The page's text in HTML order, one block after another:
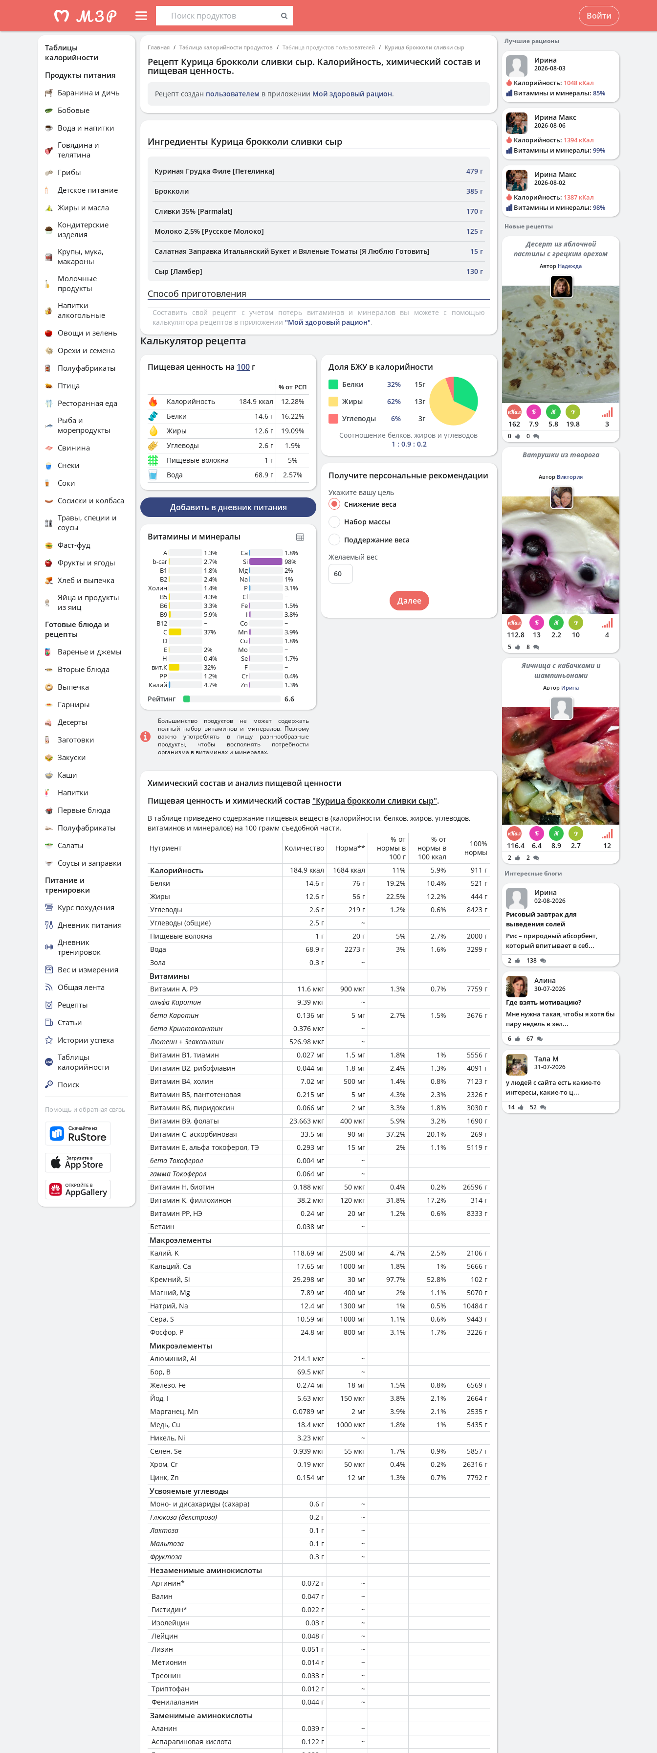
Войти
Главная Таблица калорийности продуктов Таблица продуктов пользователей Курица брокколи сливки сыр
Рецепт Курица брокколи сливки сыр. Калорийность, химический состав и
пищевая ценность.
Рецепт создан пользователем в приложении Мой здоровый рацион.
Ингредиенты Курица брокколи сливки сыр
Куриная Грудка Филе [Петелинка] 479 г
Брокколи 385 г
Сливки 35% [Parmalat] 170 г
Молоко 2,5% [Русское Молоко] 125 г
Салатная Заправка Итальянский Букет и Вяленые Томаты [Я Люблю Готовить] 15 г
Сыр [Ламбер] 130 г
Способ приготовления
Составить свой рецепт с учетом потерь витаминов и минералов вы можете с помощью
калькулятора рецептов в приложении "Мой здоровый рацион".
Химический состав и анализ пищевой ценности
Пищевая ценность и химический состав "Курица брокколи сливки сыр".
В таблице приведено содержание пищевых веществ (калорийности, белков, жиров, углеводов,
витаминов и минералов) на 100 грамм съедобной части.
Нутриент Количество Норма**
% от
нормы в
100 г
% от
нормы в
100 ккал
100%
нормы
Калорийность 184.9 ккал 1684 ккал 11% 5.9%
911 г
Белки
14.6 г 76 г 19.2% 10.4%
521 г
Жиры
12.6 г 56 г 22.5% 12.2%
444 г
Углеводы
2.6 г 219 г 1.2% 0.6%
8423 г
Углеводы (общие)
2.5 г
~
Пищевые волокна
1 г 20 г 5% 2.7%
2000 г
Вода
68.9 г 2273 г 3% 1.6%
3299 г
Зола
0.3 г ~
Витамины
Витамин А, РЭ 11.6 мкг 900 мкг 1.3% 0.7%
7759 г
альфа Каротин
9.39 мкг
~
бета Каротин
0.136 мг 5 мг 2.7% 1.5%
3676 г
бета Криптоксантин
0.376 мкг
~
Лютеин + Зеаксантин
526.98 мкг
~
Витамин В1, тиамин
0.027 мг 1.5 мг 1.8% 1%
5556 г
Витамин В2, рибофлавин
0.044 мг 1.8 мг 2.4% 1.3%
4091 г
Витамин В4, холин
7.02 мг 500 мг 1.4% 0.8%
7123 г
Витамин В5, пантотеновая
0.215 мг 5 мг 4.3% 2.3%
2326 г
Витамин В6, пиридоксин
0.066 мг 2 мг 3.3% 1.8%
3030 г
Витамин В9, фолаты
23.663 мкг 400 мкг 5.9% 3.2%
1690 г
Витамин C, аскорбиновая
33.5 мг 90 мг 37.2% 20.1%
269 г
Витамин Е, альфа токоферол, ТЭ
0.293 мг 15 мг 2% 1.1%
5119 г
бета Токоферол
0.004 мг
~
гамма Токоферол
0.064 мг
~
Витамин Н, биотин
0.188 мкг 50 мкг 0.4% 0.2%
26596 г
Витамин К, филлохинон
38.2 мкг 120 мкг 31.8% 17.2%
314 г
Витамин РР, НЭ
0.24 мг 20 мг 1.2% 0.6%
8333 г
Бетаин
0.038 мг ~
Макроэлементы
Калий, K 118.69 мг 2500 мг 4.7% 2.5%
2106 г
Кальций, Ca
17.65 мг 1000 мг 1.8% 1%
5666 г
Кремний, Si
29.298 мг 30 мг 97.7% 52.8%
102 г
Магний, Mg
7.89 мг 400 мг 2% 1.1%
5070 г
Натрий, Na
12.4 мг 1300 мг 1% 0.5%
10484 г
Сера, S
10.59 мг 1000 мг 1.1% 0.6%
9443 г
Фосфор, P
24.8 мг 800 мг 3.1% 1.7% 3226 г
Микроэлементы
Алюминий, Al 214.1 мкг
~
Бор, B
69.5 мкг
~
Железо, Fe
0.274 мг 18 мг 1.5% 0.8%
6569 г
Йод, I
5.63 мкг 150 мкг 3.8% 2.1%
2664 г
Марганец, Mn
0.0789 мг 2 мг 3.9% 2.1%
2535 г
Медь, Cu
18.4 мкг 1000 мкг 1.8% 1%
5435 г
Никель, Ni
3.23 мкг
~
Селен, Se
0.939 мкг 55 мкг 1.7% 0.9%
5857 г
Хром, Cr
0.19 мкг 50 мкг 0.4% 0.2%
26316 г
Цинк, Zn
0.154 мг 12 мг 1.3% 0.7% 7792 г
Усвояемые углеводы
Моно- и дисахариды (сахара) 0.6 г
~
Глюкоза (декстроза)
0.2 г
~
Лактоза
0.1 г
~
Мальтоза
0.1 г
~
Фруктоза
0.3 г ~
Незаменимые аминокислоты
Аргинин* 0.072 г
~
Валин
0.047 г
~
Гистидин*
0.022 г
~
Изолейцин
0.03 г
~
Лейцин
0.048 г
~
Лизин
0.051 г
~
Метионин
0.014 г
~
Треонин
0.033 г
~
Триптофан
0.012 г
~
Фенилаланин
0.044 г ~
Заменимые аминокислоты
Аланин 0.039 г
~
Аспарагиновая кислота
0.122 г
~
Калькулятор рецепта
Пищевая ценность на 100 г
% от РСП
Калорийность 184.9 ккал 12.28%
Белки
14.6 г 16.22%
Жиры
12.6 г 19.09%
Углеводы
2.6 г 1.9%
Пищевые волокна
1 г 5%
Вода
68.9 г 2.57%
Добавить в дневник питания
Витамины и минералы
A
1.3%
b-car
2.7%
В1
1.8%
B2
2.4%
Холин
1.4%
B5
4.3%
B6
3.3%
B9
5.9%
B12
~
C
37%
D
~
E
2%
H
0.4%
вит.К
32%
PP
1.2%
Калий
4.7%
Ca
1.8%
Si
98%
Mg
2%
Na
1%
P
3.1%
Cl
~
Fe
1.5%
I
3.8%
Co
~
Mn
3.9%
Cu
1.8%
Mo
~
Se
1.7%
F
~
Cr
0.4%
Zn
1.3%
Рейтинг 6.6
Большинство продуктов не может содержать
полный набор витаминов и минералов. Поэтому
важно употреблять в пищу разннообразные
продукты, чтобы восполнять потребности
организма в витаминах и минералах.
Доля БЖУ в калорийности
Белки 32% 15г
Жиры
62% 13г
Углеводы
6% 3г
Соотношение белков, жиров и углеводов
1 : 0.9 : 0.2
Получите персональные рекомендации
Укажите вашу цель
Снижение веса
Набор массы
Поддержание веса
Желаемый вес
Далее
Таблицы
калорийности
Продукты питания
Баранина и дичь
Бобовые
Вода и напитки
Говядина и
телятина
Грибы
Детское питание
Жиры и масла
Кондитерские
изделия
Крупы, мука,
макароны
Молочные
продукты
Напитки
алкогольные
Овощи и зелень
Орехи и семена
Полуфабрикаты
Птица
Ресторанная еда
Рыба и
морепродукты
Свинина
Снеки
Соки
Сосиски и колбаса
Травы, специи и
соусы
Фаст-фуд
Фрукты и ягоды
Хлеб и выпечка
Яйца и продукты
из яиц
Готовые блюда и
рецепты
Варенье и джемы
Вторые блюда
Выпечка
Гарниры
Десерты
Заготовки
Закуски
Каши
Напитки
Первые блюда
Полуфабрикаты
Салаты
Соусы и заправки
Питание и
тренировки
Курс похудения
Дневник питания
Дневник
тренировок
Вес и измерения
Общая лента
Рецепты
Статьи
Истории успеха
Таблицы
калорийности
Поиск
Помощь и обратная связь
Лучшие рационы
Ирина
2026-08-03
Калорийность: 1048 кКал
Витамины и минералы: 85%
Ирина Макс
2026-08-06
Калорийность: 1394 кКал
Витамины и минералы: 99%
Ирина Макс
2026-08-02
Калорийность: 1387 кКал
Витамины и минералы: 98%
Новые рецепты
Десерт из яблочной
пастилы с грецким орехом
Автор Надежда
162 7.9 5.8 19.8 3
0 0
Ватрушки из творога
Автор Виктория
112.8 13 2.2 10 4
5 8
Яичница с кабачками и
шампиньонами
Автор Ирина
116.4 6.4 8.9 2.7 12
2
2
Интересные блоги
Ирина
02-08-2026
Рисовый завтрак для
выведения солей
Рис – природный абсорбент,
который впитывает в себ...
2 138
Алина
30-07-2026
Где взять мотивацию?
Мне нужна такая, чтобы я хотя бы
пару недель в зел...
6 67
Тала М
31-07-2026
у людей с сайта есть какие-то
интересы, какие-то ц...
14 52